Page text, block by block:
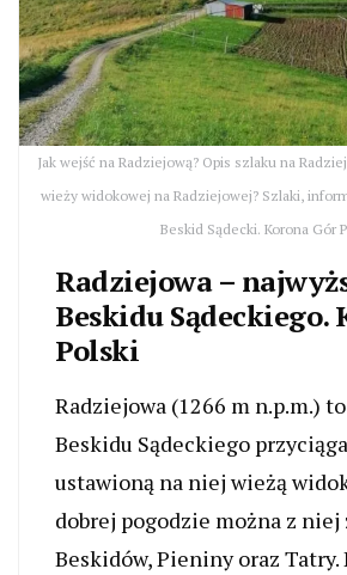
Jak wejść na Radziejową? Opis szlaku na
wieży widokowej na Radziejowej? Szlaki,
Beskid Sądecki. Korona Gór
Radziejowa –
Beskidu Sądeckiego.
Polski
Radziejowa (1266 m n.p.m.)
Beskidu Sądeckiego
ustawioną na niej wieżą
dobrej pogodzie można z niej
Beskidów, Pieniny oraz Tatry.